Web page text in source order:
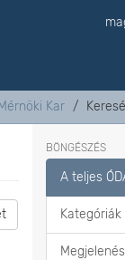
Kar
BÖNGÉSZÉS
A teljes